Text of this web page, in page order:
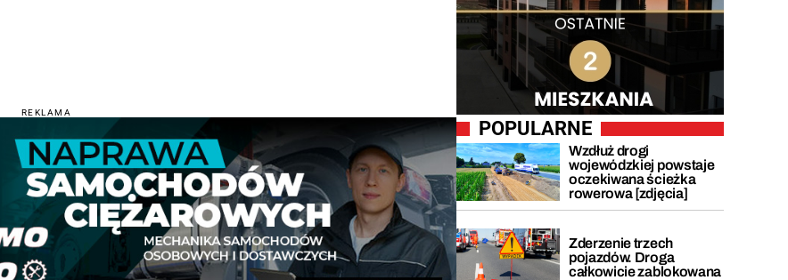
REKLAMA
POPULARNE
Wzdłuż drogi
wojewódzkiej powstaje
oczekiwana ścieżka
rowerowa [zdjęcia]
Zderzenie trzech
pojazdów. Droga
całkowicie zablokowana